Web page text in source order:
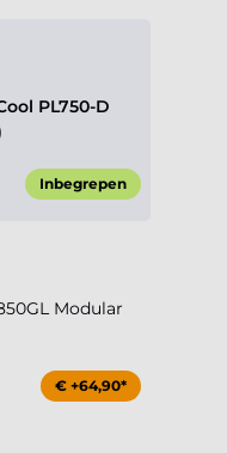
PL750-D
Inbegrepen
Modular
€ +64,90*